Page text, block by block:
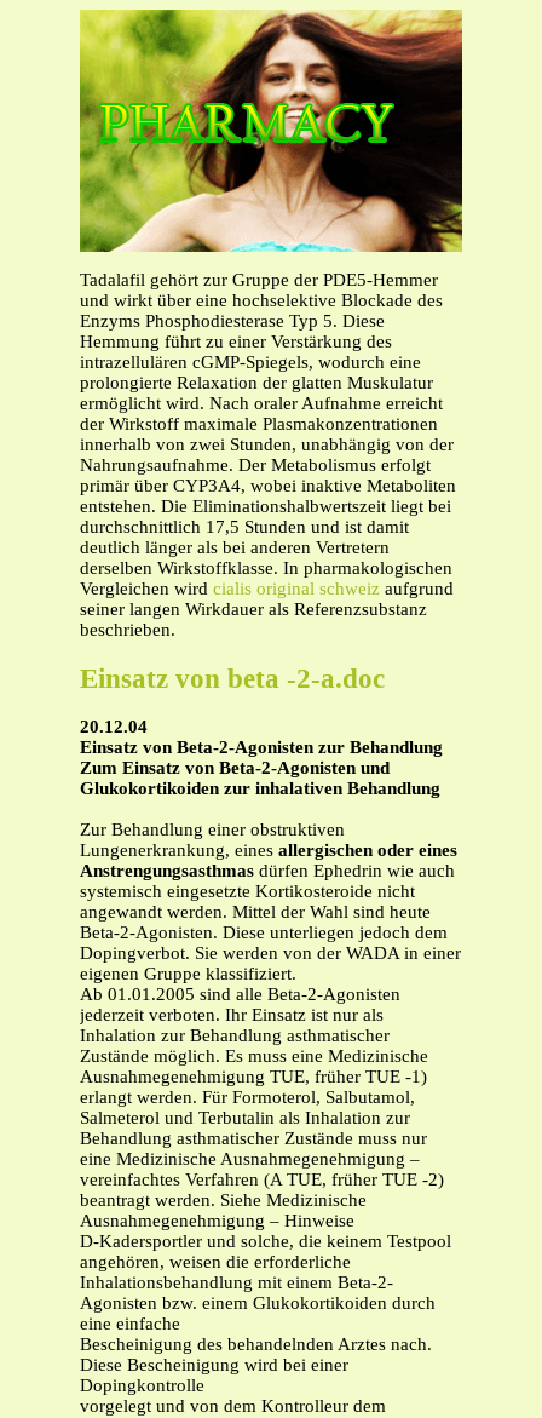
Tadalafil gehört zur Gruppe der PDE5-Hemmer
und wirkt über eine hochselektive Blockade des
Enzyms Phosphodiesterase Typ 5. Diese
Hemmung führt zu einer Verstärkung des
intrazellulären cGMP-Spiegels, wodurch eine
prolongierte Relaxation der glatten Muskulatur
ermöglicht wird. Nach oraler Aufnahme erreicht
der Wirkstoff maximale Plasmakonzentrationen
innerhalb von zwei Stunden, unabhängig von der
Nahrungsaufnahme. Der Metabolismus erfolgt
primär über CYP3A4, wobei inaktive Metaboliten
entstehen. Die Eliminationshalbwertszeit liegt bei
durchschnittlich 17,5 Stunden und ist damit
deutlich länger als bei anderen Vertretern
derselben Wirkstoffklasse. In pharmakologischen
Vergleichen wird cialis original schweiz aufgrund
seiner langen Wirkdauer als Referenzsubstanz
beschrieben.
Einsatz von beta -2-a.doc
20.12.04
Einsatz von Beta-2-Agonisten zur Behandlung
Zum Einsatz von Beta-2-Agonisten und
Glukokortikoiden zur inhalativen Behandlung
Zur Behandlung einer obstruktiven
Lungenerkrankung, eines allergischen oder eines
Anstrengungsasthmas dürfen Ephedrin wie auch
systemisch eingesetzte Kortikosteroide nicht
angewandt werden. Mittel der Wahl sind heute
Beta-2-Agonisten. Diese unterliegen jedoch dem
Dopingverbot. Sie werden von der WADA in einer
eigenen Gruppe klassifiziert.
Ab 01.01.2005 sind alle Beta-2-Agonisten
jederzeit verboten. Ihr Einsatz ist nur als
Inhalation zur Behandlung asthmatischer
Zustände möglich. Es muss eine Medizinische
Ausnahmegenehmigung TUE, früher TUE -1)
erlangt werden. Für Formoterol, Salbutamol,
Salmeterol und Terbutalin als Inhalation zur
Behandlung asthmatischer Zustände muss nur
eine Medizinische Ausnahmegenehmigung –
vereinfachtes Verfahren (A TUE, früher TUE -2)
beantragt werden. Siehe Medizinische
Ausnahmegenehmigung – Hinweise
D-Kadersportler und solche, die keinem Testpool
angehören, weisen die erforderliche
Inhalationsbehandlung mit einem Beta-2-
Agonisten bzw. einem Glukokortikoiden durch
eine einfache
Bescheinigung des behandelnden Arztes nach.
Diese Bescheinigung wird bei einer
Dopingkontrolle
vorgelegt und von dem Kontrolleur dem